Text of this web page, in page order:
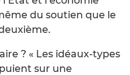
du soutien que le
? « Les idéaux-types
sur une